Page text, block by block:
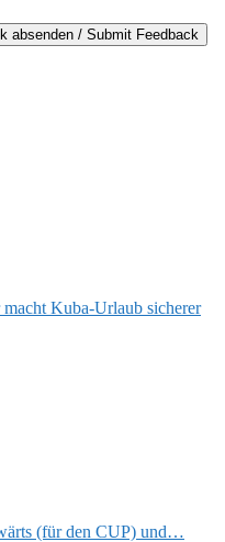
absenden / Submit Feedback
Kuba-Urlaub sicherer
(für den CUP) und…